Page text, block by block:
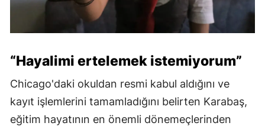
“Hayalimi ertelemek istemiyorum”
Chicago'daki okuldan resmi kabul aldığını ve
kayıt işlemlerini tamamladığını belirten Karabaş,
eğitim hayatının en önemli dönemeçlerinden